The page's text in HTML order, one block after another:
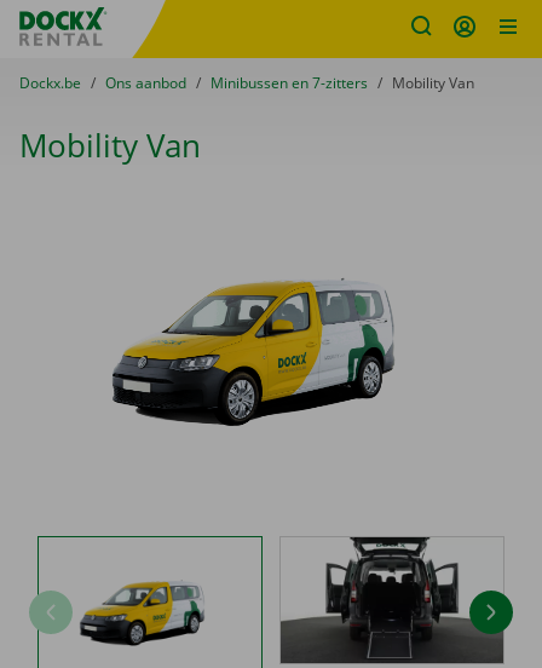
Fratello DEMO
U bevindt zich hier:
van
Dockx.be naar
Ons aanbod naar
Minibussen en 7-zitters naar
Mobility Van
Mobility Van